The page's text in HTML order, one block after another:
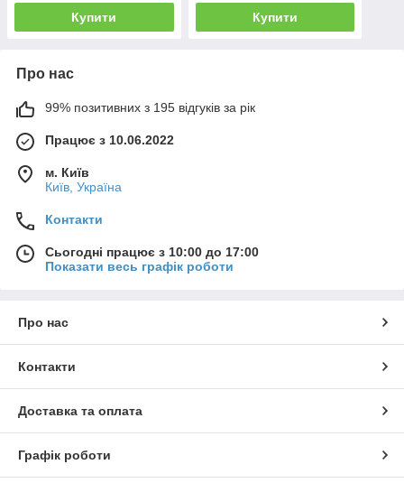
Купити Купити
Про нас
99% позитивних з 195 відгуків за рік
Працює з 10.06.2022
м. Київ
Київ, Україна
Контакти
Сьогодні працює з 10:00 до 17:00
Показати весь графік роботи
Про нас
Контакти
Доставка та оплата
Графік роботи